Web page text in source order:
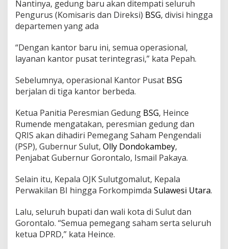
Nantinya, gedung baru akan ditempati seluruh
Pengurus (Komisaris dan Direksi) BSG, divisi hingga
departemen yang ada
“Dengan kantor baru ini, semua operasional,
layanan kantor pusat terintegrasi,” kata Pepah.
Sebelumnya, operasional Kantor Pusat BSG
berjalan di tiga kantor berbeda.
Ketua Panitia Peresmian Gedung BSG, Heince
Rumende mengatakan, peresmian gedung dan
QRIS akan dihadiri Pemegang Saham Pengendali
(PSP), Gubernur Sulut, Olly Dondokambey,
Penjabat Gubernur Gorontalo, Ismail Pakaya.
Selain itu, Kepala OJK Sulutgomalut, Kepala
Perwakilan BI hingga Forkompimda Sulawesi Utara.
Lalu, seluruh bupati dan wali kota di Sulut dan
Gorontalo. “Semua pemegang saham serta seluruh
ketua DPRD,” kata Heince.